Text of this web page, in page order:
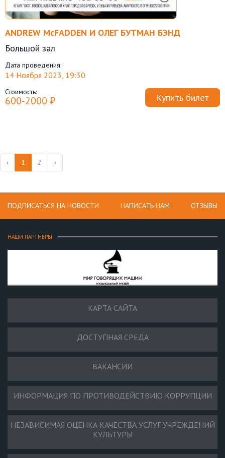
ANDREW MсFADDEN И ОЛЕГ БУТМАН БЭНД
Большой зал
Дата проведения:
14 Ноября 2023, 19:30
Стоимость:
600-2000 ₽ Купить билет
‹ 1 2 ›
ПОДПИСАТЬСЯ НА НОВОСТИ НАПИСАТЬ НАМ ОТЗЫВЫ
НАШИ ПАРТНЕРЫ
КАРТА САЙТА
ДОСТУПНАЯ СРЕДА
ВАКАНСИИ
ИНФОРМАЦИЯ ПО ПРОТИВОДЕЙСТВИЮ КОРРУПЦИИ
НЕЗАВИСИМАЯ ОЦЕНКА КАЧЕСТВА УСЛУГ УЧРЕЖДЕНИЙ
КУЛЬТУРЫ